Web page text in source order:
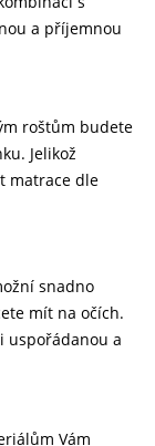
a příjemnou
roštům budete
Jelikož
matrace dle
snadno
mít na očích.
uspořádanou a
Vám